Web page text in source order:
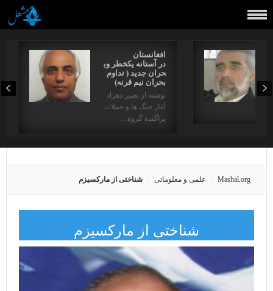
افغانستان
در آستانه یکخطر وب
حران جدید ( تداوم
بحران نیم قرنه)
نوشته از بصیر دهزاد
آغاز جنگ ها و حملات
پراگنده گروه…
Mashal.org علمی و معلوماتی شناختی از مارکسیزم
شناختی از مارکسیزم